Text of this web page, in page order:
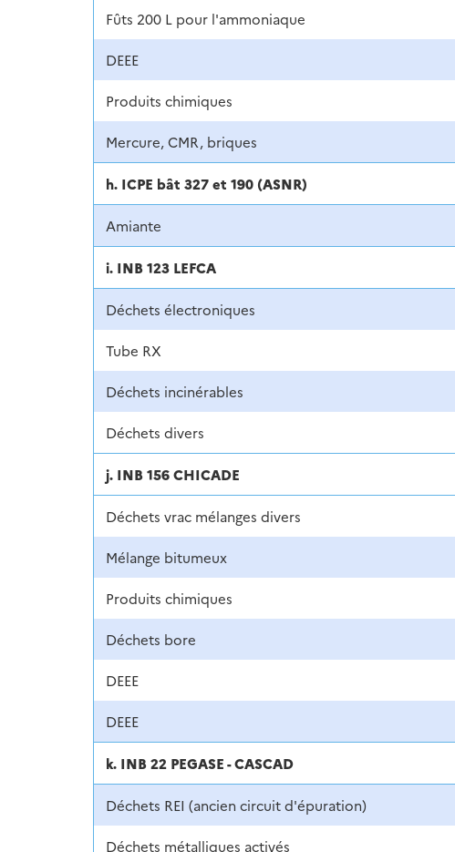
Fûts 200 L pour l'ammoniaque
DEEE
Produits chimiques
Mercure, CMR, briques
h. ICPE bât 327 et 190 (ASNR)
Amiante
i. INB 123 LEFCA
Déchets électroniques
Tube RX
Déchets incinérables
Déchets divers
j. INB 156 CHICADE
Déchets vrac mélanges divers
Mélange bitumeux
Produits chimiques
Déchets bore
DEEE
DEEE
k. INB 22 PEGASE - CASCAD
Déchets REI (ancien circuit d'épuration)
Déchets métalliques activés